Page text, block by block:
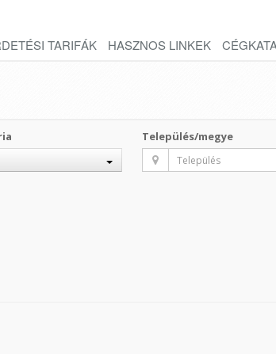
TARIFÁK HASZNOS LINKEK
Település/megye